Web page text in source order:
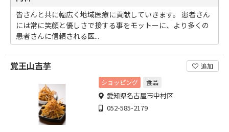
皆さんと共に幅広く地域医療に貢献していきます。 患者さん
には常に笑顔と優しさで接する事をモットーに、より多くの
患者さんに信頼される医...
覚王山吉芋
追加
ショッピング
食品
愛知県名古屋市中村区
052-585-2179